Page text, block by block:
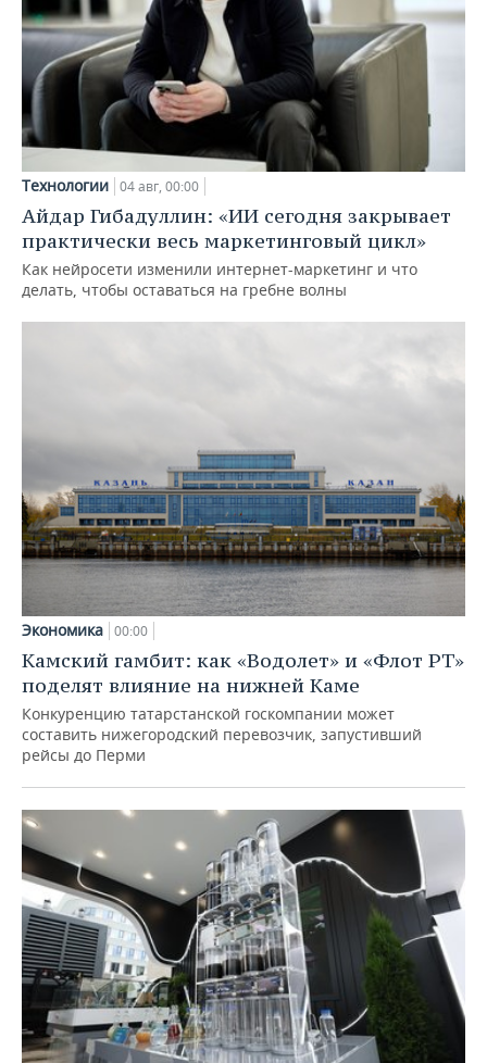
Технологии 04 авг, 00:00
Айдар Гибадуллин: «ИИ сегодня закрывает
практически весь маркетинговый цикл»
Как нейросети изменили интернет-маркетинг и что
делать, чтобы оставаться на гребне волны
Экономика 00:00
Камский гамбит: как «Водолет» и «Флот РТ»
поделят влияние на нижней Каме
Конкуренцию татарстанской госкомпании может
составить нижегородский перевозчик, запустивший
рейсы до Перми